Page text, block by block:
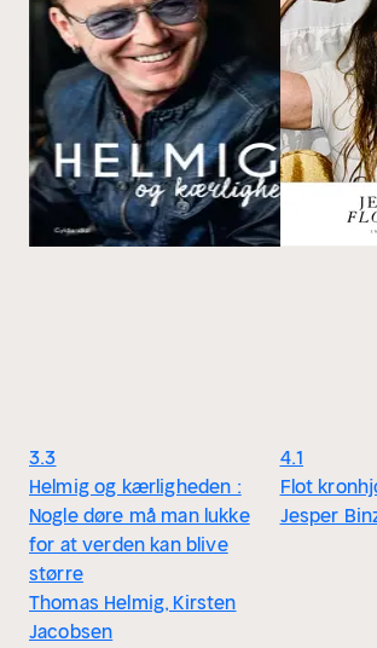
3.3
Helmig og kærligheden :
Nogle døre må man lukke
for at verden kan blive
større
Thomas Helmig, Kirsten
Jacobsen
4.1
Flot
Jesper